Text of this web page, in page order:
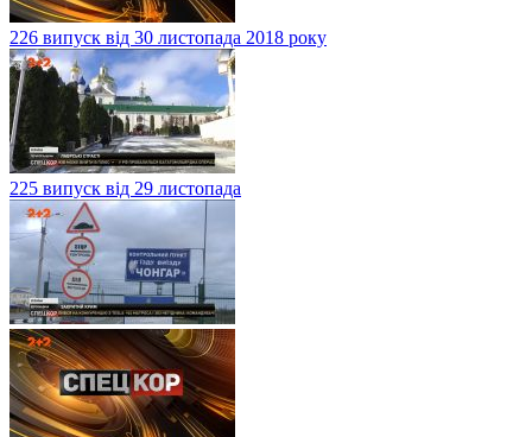
226 випуск від 30 листопада 2018 року
225 випуск від 29 листопада